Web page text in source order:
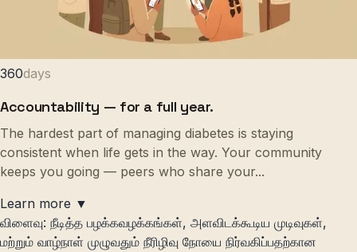
360days
Accountability — for a full year.
The hardest part of managing diabetes is staying
consistent when life gets in the way. Your community
keeps you going — peers who share your...
Learn more ▼
விளைவு: நீடித்த பழக்கவழக்கங்கள், அளவிடக்கூடிய முடிவுகள்,
மற்றும் வாழ்நாள் முழுவதும் நீரிழிவு நோயை நிர்வகிப்பதற்கான